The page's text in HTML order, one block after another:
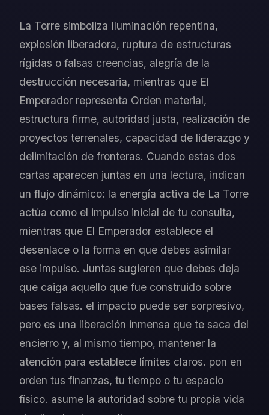
La Torre simboliza Iluminación repentina,
explosión liberadora, ruptura de estructuras
rígidas o falsas creencias, alegría de la
destrucción necesaria, mientras que El
Emperador representa Orden material,
estructura firme, autoridad justa, realización de
proyectos terrenales, capacidad de liderazgo y
delimitación de fronteras. Cuando estas dos
cartas aparecen juntas en una lectura, indican
un flujo dinámico: la energía activa de La Torre
actúa como el impulso inicial de tu consulta,
mientras que El Emperador establece el
desenlace o la forma en que debes asimilar
ese impulso. Juntas sugieren que debes deja
que caiga aquello que fue construido sobre
bases falsas. el impacto puede ser sorpresivo,
pero es una liberación inmensa que te saca del
encierro y, al mismo tiempo, mantener la
atención para establece límites claros. pon en
orden tus finanzas, tu tiempo o tu espacio
físico. asume la autoridad sobre tu propia vida